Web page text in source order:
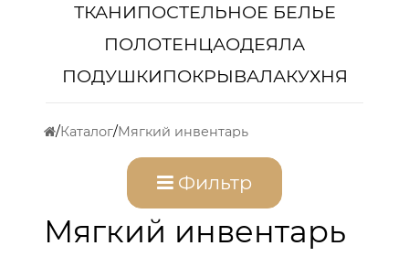
ТКАНИПОСТЕЛЬНОЕ БЕЛЬЕ
ПОЛОТЕНЦАОДЕЯЛА
ПОДУШКИПОКРЫВАЛАКУХНЯ
Каталог Мягкий инвентарь
Фильтр
Мягкий инвентарь